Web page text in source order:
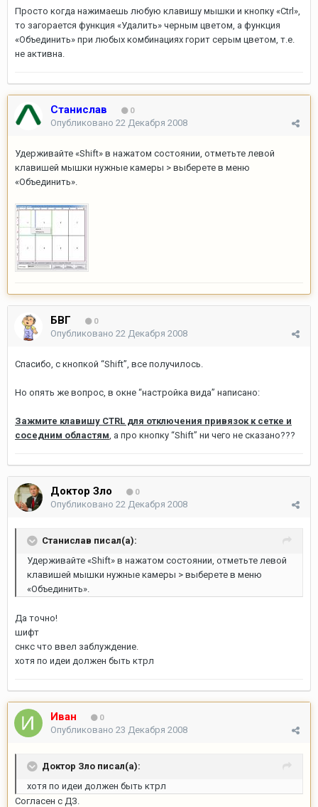
Просто когда нажимаешь любую клавишу мышки и кнопку «Сtrl»,
то загорается функция «Удалить» черным цветом, а функция
«Объединить» при любых комбинациях горит серым цветом, т.е.
не активна.
Станислав 0
Опубликовано 22 Декабря 2008
Удерживайте «Shift» в нажатом состоянии, отметьте левой
клавишей мышки нужные камеры > выберете в меню
«Объединить».
БВГ 0
Опубликовано 22 Декабря 2008
Спасибо, с кнопкой “Shift”, все получилось.
Но опять же вопрос, в окне “настройка вида” написано:
Зажмите клавишу CTRL для отключения привязок к сетке и
соседним областям, а про кнопку “Shift” ни чего не сказано???
Доктор Зло 0
Опубликовано 22 Декабря 2008
Станислав писал(а):
Удерживайте «Shift» в нажатом состоянии, отметьте левой
клавишей мышки нужные камеры > выберете в меню
«Объединить».
Да точно!
шифт
снкс что ввел заблуждение.
хотя по идеи должен быть ктрл
Иван 0
Опубликовано 23 Декабря 2008
Доктор Зло писал(а):
хотя по идеи должен быть ктрл
Согласен с ДЗ.